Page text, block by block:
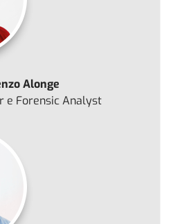
Alonge
e Forensic Analyst